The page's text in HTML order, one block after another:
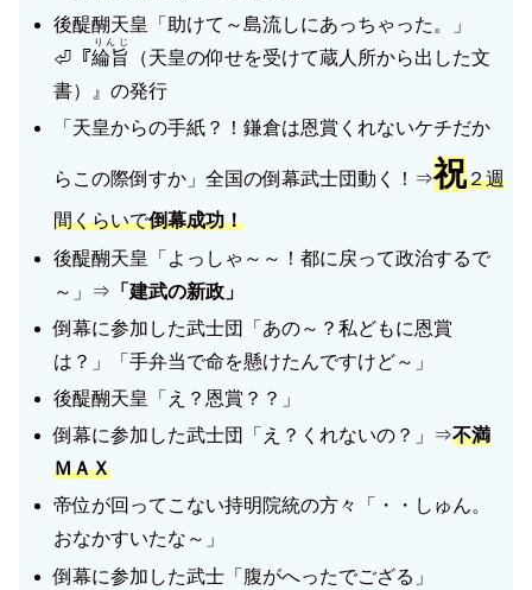
後醍醐天皇「助けて～島流しにあっちゃった。」
⏎『綸旨
りんじ
（天皇の仰せを受けて蔵人所から出した文
書）』の発行
「天皇からの手紙？！鎌倉は恩賞くれないケチだか
らこの際倒すか」全国の倒幕武士団動く！⇒祝２週
間くらいで倒幕成功！
後醍醐天皇「よっしゃ～～！都に戻って政治するで
～」⇒ 「建武の新政」
倒幕に参加した武士団「あの～？私どもに恩賞
は？」「手弁当で命を懸けたんですけど～」
後醍醐天皇「え？恩賞？？」
倒幕に参加した武士団「え？くれないの？」⇒不満
ＭＡＸ
帝位が回ってこない持明院統の方々「・・しゅん。
おなかすいたな～」
倒幕に参加した武士「腹がへったでござる」